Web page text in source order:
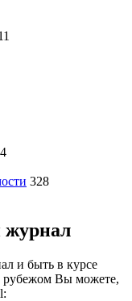
328
журнал
и быть в курсе
рубежом Вы можете,